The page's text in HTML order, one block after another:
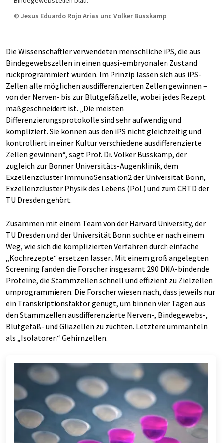
© Jesus Eduardo Rojo Arias und Volker Busskamp
Die Wissenschaftler verwendeten menschliche iPS, die aus
Bindegewebszellen in einen quasi-embryonalen Zustand
rückprogrammiert wurden. Im Prinzip lassen sich aus iPS-
Zellen alle möglichen ausdifferenzierten Zellen gewinnen –
von der Nerven- bis zur Blutgefäßzelle, wobei jedes Rezept
maßgeschneidert ist. „Die meisten
Differenzierungsprotokolle sind sehr aufwendig und
kompliziert. Sie können aus den iPS nicht gleichzeitig und
kontrolliert in einer Kultur verschiedene ausdifferenzierte
Zellen gewinnen“, sagt Prof. Dr. Volker Busskamp, der
zugleich zur Bonner Universitäts-Augenklinik, dem
Exzellenzcluster ImmunoSensation2 der Universität Bonn,
Exzellenzcluster Physik des Lebens (PoL) und zum CRTD der
TU Dresden gehört.
Zusammen mit einem Team von der Harvard University, der
TU Dresden und der Universität Bonn suchte er nach einem
Weg, wie sich die komplizierten Verfahren durch einfache
„Kochrezepte“ ersetzen lassen. Mit einem groß angelegten
Screening fanden die Forscher insgesamt 290 DNA-bindende
Proteine, die Stammzellen schnell und effizient zu Zielzellen
umprogrammieren. Die Forscher wiesen nach, dass jeweils nur
ein Transkriptionsfaktor genügt, um binnen vier Tagen aus
den Stammzellen ausdifferenzierte Nerven-, Bindegewebs-,
Blutgefäß- und Gliazellen zu züchten. Letztere ummanteln
als „Isolatoren“ Gehirnzellen.